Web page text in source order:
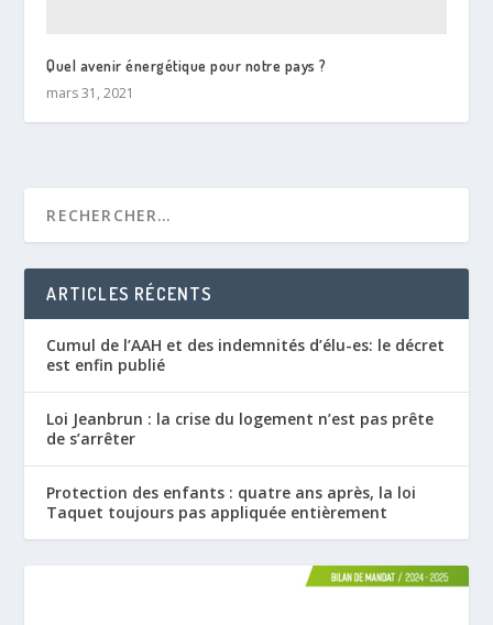
Quel avenir énergétique pour notre pays ?
mars 31, 2021
ARTICLES RÉCENTS
Cumul de l’AAH et des indemnités d’élu-es: le décret
est enfin publié
Loi Jeanbrun : la crise du logement n’est pas prête
de s’arrêter
Protection des enfants : quatre ans après, la loi
Taquet toujours pas appliquée entièrement